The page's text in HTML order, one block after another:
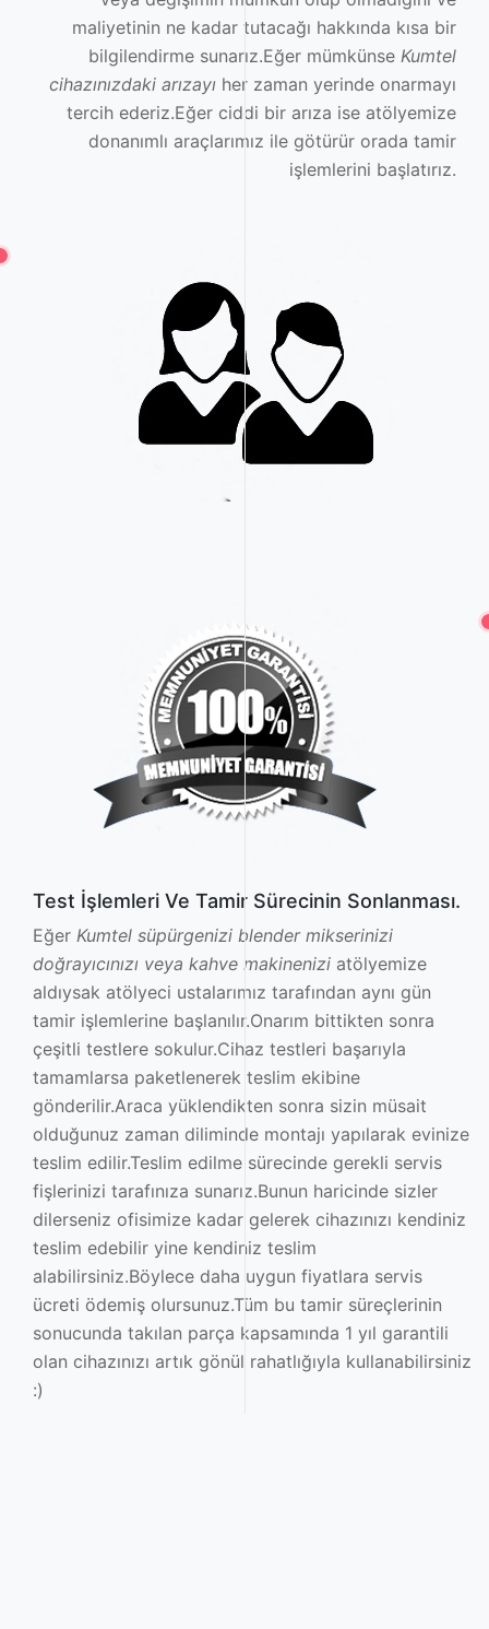
maliyetinin ne kadar tutacağı hakkında kısa bir
bilgilendirme sunarız.Eğer mümkünse Kumtel
cihazınızdaki arızayı her zaman yerinde onarmayı
tercih ederiz.Eğer ciddi bir arıza ise atölyemize
donanımlı araçlarımız ile götürür orada tamir
işlemlerini başlatırız.
Test İşlemleri Ve Tamir Sürecinin Sonlanması.
Eğer Kumtel süpürgenizi blender mikserinizi
doğrayıcınızı veya kahve makinenizi atölyemize
aldıysak atölyeci ustalarımız tarafından aynı gün
tamir işlemlerine başlanılır.Onarım bittikten sonra
çeşitli testlere sokulur.Cihaz testleri başarıyla
tamamlarsa paketlenerek teslim ekibine
gönderilir.Araca yüklendikten sonra sizin müsait
olduğunuz zaman diliminde montajı yapılarak evinize
teslim edilir.Teslim edilme sürecinde gerekli servis
fişlerinizi tarafınıza sunarız.Bunun haricinde sizler
dilerseniz ofisimize kadar gelerek cihazınızı kendiniz
teslim edebilir yine kendiniz teslim
alabilirsiniz.Böylece daha uygun fiyatlara servis
ücreti ödemiş olursunuz.Tüm bu tamir süreçlerinin
sonucunda takılan parça kapsamında 1 yıl garantili
olan cihazınızı artık gönül rahatlığıyla kullanabilirsiniz
:)